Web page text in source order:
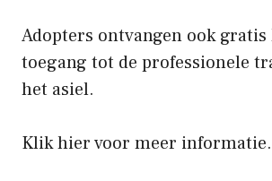
Adopters ontvangen ook gratis
toegang tot de professionele
het asiel.
Klik hier voor meer informatie.